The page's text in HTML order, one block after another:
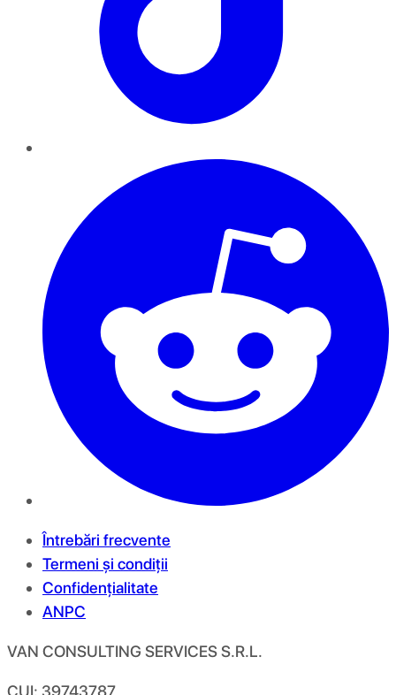
Întrebări frecvente
Termeni și condiții
Confidențialitate
ANPC
VAN CONSULTING SERVICES S.R.L.
CUI: 39743787